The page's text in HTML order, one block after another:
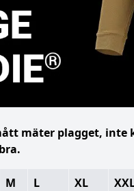
mäter plagget, inte
M L XL